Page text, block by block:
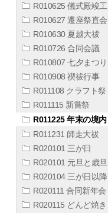
R010625 儀式殿竣工
R010627 遷座祭直会
R010630 夏越大祓
R010726 合同会議
R010807 七夕まつり
R010908 禊祓行事
R011108 クラフト祭
R011115 新嘗祭
R011225 年末の境内
R011231 師走大祓
R020101 三が日
R020101 元旦と歳旦
R020104 三が日以降
R020111 合同新年会
R020115 どんど焼き